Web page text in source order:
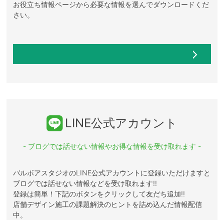
お役立ち情報ページから必要な情報を選んでダウンロードくだ
さい。
LINE公式アカウント
- ブログでは話せない情報やお得な情報を受け取れます -
バルボアスタジオのLINE公式アカウントに登録いただけますと
ブログでは話せない情報などを受け取れます!!
登録は簡単！下記のボタンをクリックして友だち追加!!
店舗デザイン施工の課題解決のヒントを詰め込んだ情報配信
中。